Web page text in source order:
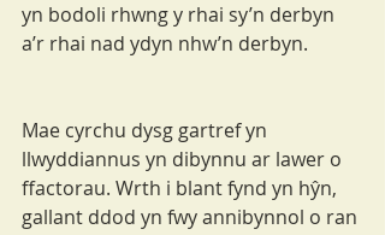
yn bodoli rhwng y rhai sy’n derbyn
a’r rhai nad ydyn nhw’n derbyn.
Mae cyrchu dysg gartref yn
llwyddiannus yn dibynnu ar lawer o
ffactorau. Wrth i blant fynd yn hŷn,
gallant ddod yn fwy annibynnol o ran